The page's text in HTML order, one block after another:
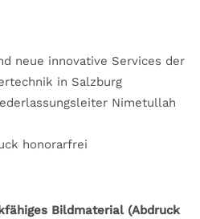
neue innovative Services der
in Salzburg
Nimetullah
honorarfrei
Bildmaterial (Abdruck